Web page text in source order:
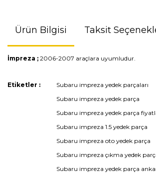
Ürün Bilgisi Taksit
İmpreza ; 2006-2007 araçlara uyumludur.
Bu ürünün fiyat bilgisi, resim, ürün
kullanarak tarafımıza iletebilirsiniz.
Görüş ve önerileriniz için teşekkür ederiz.
Etiketler :
Subaru impreza yedek parçaları
Subaru impreza yedek parça
Subaru impreza yedek parça
Subaru impreza 1.5 yedek parça
Subaru impreza oto yedek parça
Subaru impreza çıkma yedek
Subaru impreza yedek parça